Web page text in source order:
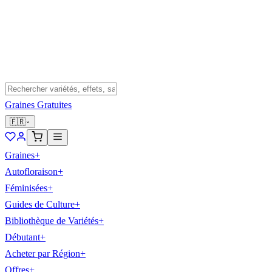
Graines Gratuites
🇫🇷
Graines+
Autofloraison+
Féminisées+
Guides de Culture+
Bibliothèque de Variétés+
Débutant+
Acheter par Région+
Offres+